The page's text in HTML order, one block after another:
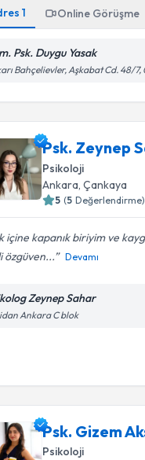
1 Online Görüşme
Psk. Duygu Yasak
Bahçelievler, Aşkabat Cd. 48/
Psk. Zeynep
Psikoloji
Ankara , Çankaya
5 (5 Değerlendirme)
içine kapanık biriyim ve
özgüven...
Devamı
Zeynep Sahar
Ankara C blok
Psk. Gizem
Psikoloji